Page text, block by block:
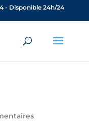
- Disponible 24h/24